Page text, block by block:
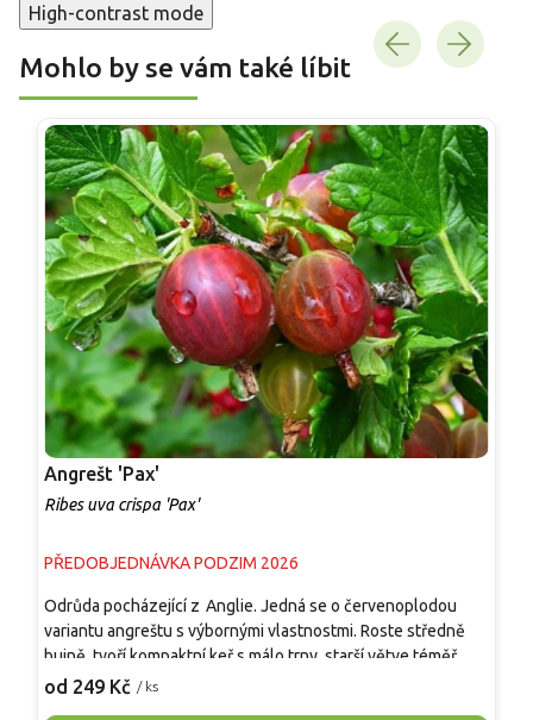
High-contrast mode
Mohlo by se vám také líbit
Angrešt 'Pax'
Ribes uva crispa 'Pax'
PŘEDOBJEDNÁVKA PODZIM 2026
od 249 Kč / ks
Odrůda pocházející z Anglie. Jedná se o červenoplodou
variantu angreštu s výbornými vlastnostmi. Roste středně
bujně, tvoří kompaktní keř s málo trny, starší větve téměř
beztrnné. Plody velké až velmi velké, kulovité až mírně